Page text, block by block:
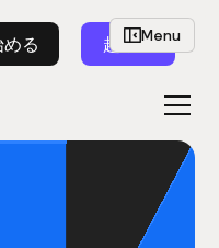
る 起動Menu